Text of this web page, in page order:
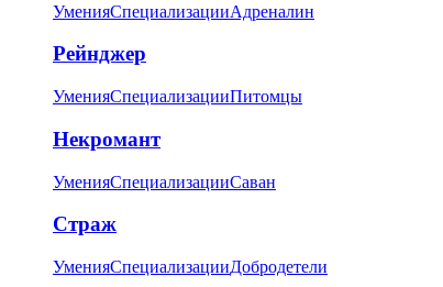
УменияСпециализацииАдреналин
Рейнджер
УменияСпециализацииПитомцы
Некромант
УменияСпециализацииСаван
Страж
УменияСпециализацииДобродетели